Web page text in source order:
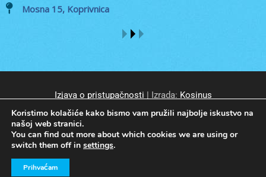
Mosna 15, Koprivnica
Izjava o pristupačnosti | Izrada: Kosinus
© GKP Komunalac Koprivnica d.o.o. Sva prava pridržana.
Koristimo kolačiće kako bismo vam pružili najbolje iskustvo na
našoj web stranici.
You can find out more about which cookies we are using or
switch them off in settings.
Prihvaćam